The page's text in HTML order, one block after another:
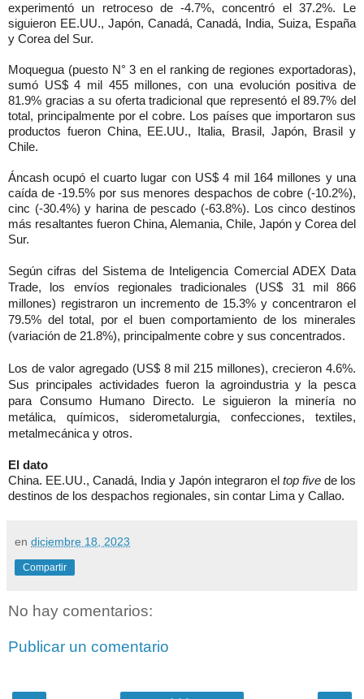
experimentó un retroceso de -4.7%, concentró el 37.2%. Le
siguieron EE.UU., Japón, Canadá, Canadá, India, Suiza, España
y Corea del Sur.
Moquegua (puesto N° 3 en el ranking de regiones exportadoras),
sumó US$ 4 mil 455 millones, con una evolución positiva de
81.9% gracias a su oferta tradicional que representó el 89.7% del
total, principalmente por el cobre. Los países que importaron sus
productos fueron China, EE.UU., Italia, Brasil, Japón, Brasil y
Chile.
Áncash ocupó el cuarto lugar con US$ 4 mil 164 millones y una
caída de -19.5% por sus menores despachos de cobre (-10.2%),
cinc (-30.4%) y harina de pescado (-63.8%). Los cinco destinos
más resaltantes fueron China, Alemania, Chile, Japón y Corea del
Sur.
Según cifras del Sistema de Inteligencia Comercial ADEX Data
Trade, los envíos regionales tradicionales (US$ 31 mil 866
millones) registraron un incremento de 15.3% y concentraron el
79.5% del total, por el buen comportamiento de los minerales
(variación de 21.8%), principalmente cobre y sus concentrados.
Los de valor agregado (US$ 8 mil 215 millones), crecieron 4.6%.
Sus principales actividades fueron la agroindustria y la pesca
para Consumo Humano Directo. Le siguieron la minería no
metálica, químicos, siderometalurgia, confecciones, textiles,
metalmecánica y otros.
El dato
China. EE.UU., Canadá, India y Japón integraron el top five de los
destinos de los despachos regionales, sin contar Lima y Callao.
en diciembre 18, 2023
Compartir
No hay comentarios:
Publicar un comentario